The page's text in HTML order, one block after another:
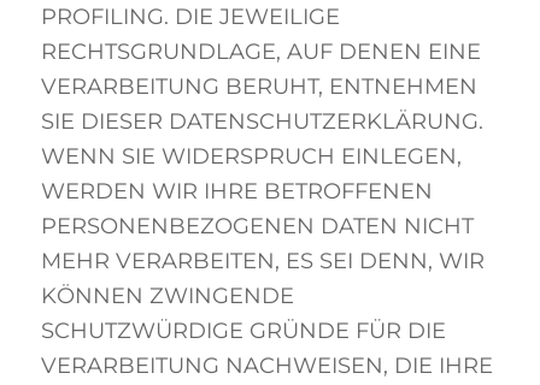
PROFILING. DIE JEWEILIGE
RECHTSGRUNDLAGE, AUF DENEN EINE
VERARBEITUNG BERUHT, ENTNEHMEN
SIE DIESER DATENSCHUTZERKLÄRUNG.
WENN SIE WIDERSPRUCH EINLEGEN,
WERDEN WIR IHRE BETROFFENEN
PERSONENBEZOGENEN DATEN NICHT
MEHR VERARBEITEN, ES SEI DENN, WIR
KÖNNEN ZWINGENDE
SCHUTZWÜRDIGE GRÜNDE FÜR DIE
VERARBEITUNG NACHWEISEN, DIE IHRE